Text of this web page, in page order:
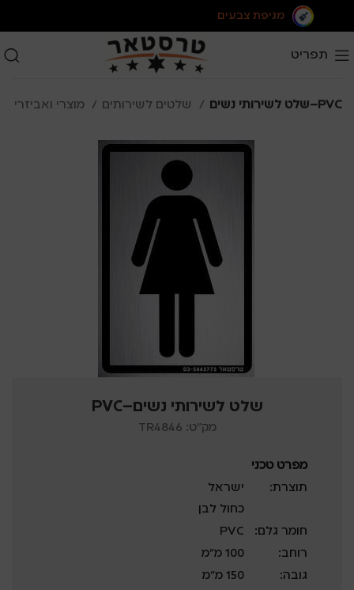
מניפת צבעים
תפריט
מוצרי ואביזרי היגיינה שלט לשירותי נשים–PVC
שלט לשירותי נשים–PVC
מק"ט: TR4846
מפרט טכני
תוצרת:
ישראל
כחול לבן
חומר גלם:
PVC
רוחב:
100 מ”מ
גובה:
150 מ”מ